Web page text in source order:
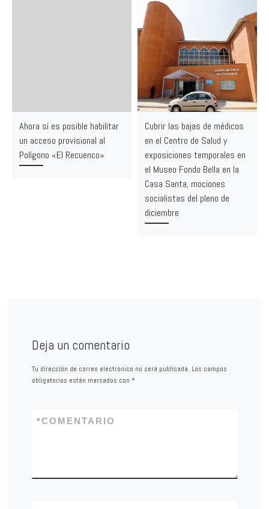
Ahora sí es posible habilitar
un acceso provisional al
Polígono «El Recuenco»
Cubrir las bajas de médicos
en el Centro de Salud y
exposiciones temporales en
el Museo Fondo Bella en la
Casa Santa, mociones
socialistas del pleno de
diciembre
Deja un comentario
Tu dirección de correo electrónico no será publicada. Los campos
obligatorios están marcados con *
COMENTARIO
*